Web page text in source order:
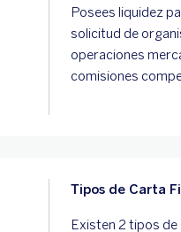
Posees liquidez
solicitud de
operaciones
comisiones
Tipos de Carta
Existen 2 tipos de